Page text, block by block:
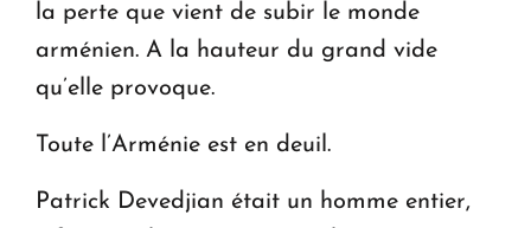
la perte que vient de subir le monde
arménien. A la hauteur du grand vide
qu’elle provoque.
Toute l’Arménie est en deuil.
Patrick Devedjian était un homme entier,